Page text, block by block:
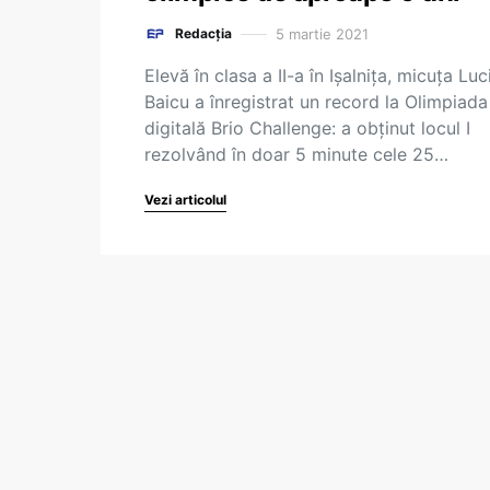
Redacția 5 martie 2021
Elevă în clasa a II-a în Ișalnița, micuța
Baicu a înregistrat un record la Olimpiada
digitală Brio Challenge: a obținut locul I
rezolvând în doar 5 minute cele 25…
Vezi articolul